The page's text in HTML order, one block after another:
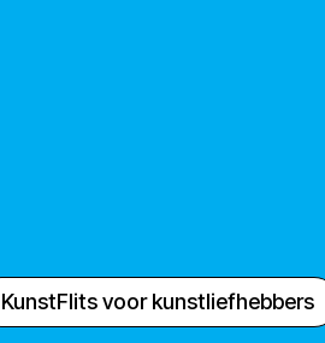
KunstFlits voor kunstliefhebbers